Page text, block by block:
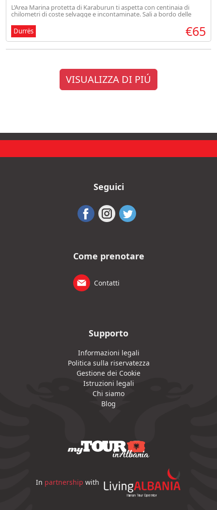
L’Area Marina protetta di Karaburun ti aspetta con centinaia di
chilometri di coste selvagge e incontaminate. Sali a bordo delle
vDurrës €65
VISUALIZZA DI PIÚ
Seguici
Come prenotare
Contatti
Supporto
Informazioni legali
Politica sulla riservatezza
Gestione dei Cookie
Istruzioni legali
Chi siamo
Blog
In partnership with